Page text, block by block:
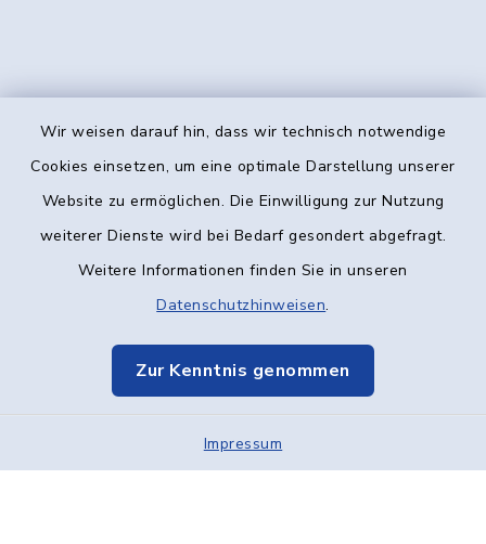
Wir weisen darauf hin, dass wir technisch notwendige
Cookies einsetzen, um eine optimale Darstellung unserer
Website zu ermöglichen. Die Einwilligung zur Nutzung
weiterer Dienste wird bei Bedarf gesondert abgefragt.
Weitere Informationen finden Sie in unseren
Datenschutzhinweisen.
Zur Kenntnis genommen
Impressum
Kontakt
Datenschutz
Elektronische Kommunikation
Sitemap